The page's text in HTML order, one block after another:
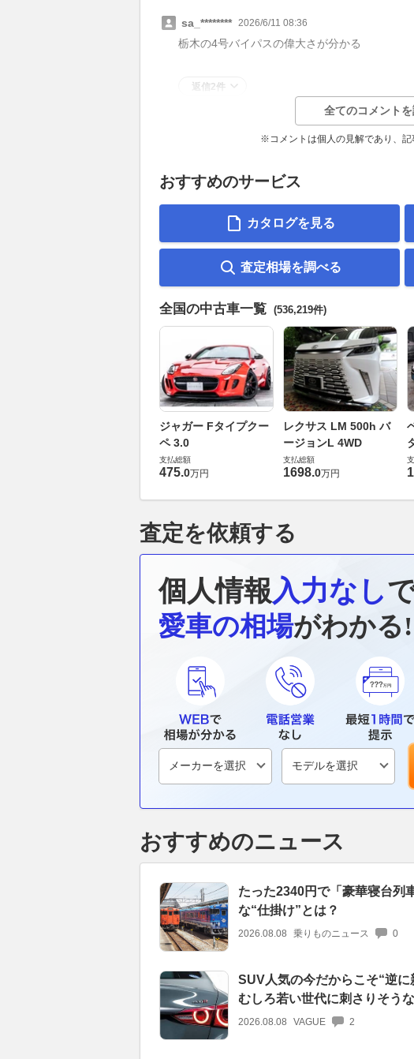
sa_******** 2026/6/11 08:36
栃木の4号バイパスの偉大さが分かる
返信2件
全てのコメントを
※コメントは個人の見解であり、記
おすすめのサービス
カタログを見る
査定相場を調べる
全国の中古車一覧 (536,219件)
ジャガー Fタイプクー
ペ 3.0
支払総額
475.0万円
レクサス LM 500h バ
ージョンL 4WD
支払総額
1698.0万円
査定を依頼する
個人情報入力なし
愛車の相場がわかる!
おすすめのニュース
たった2340円で「豪華寝台列
な“仕掛け”とは？
2026.08.08 乗りものニュース 0
SUV人気の今だからこそ“逆
むしろ若い世代に刺さりそう
2026.08.08 VAGUE 2